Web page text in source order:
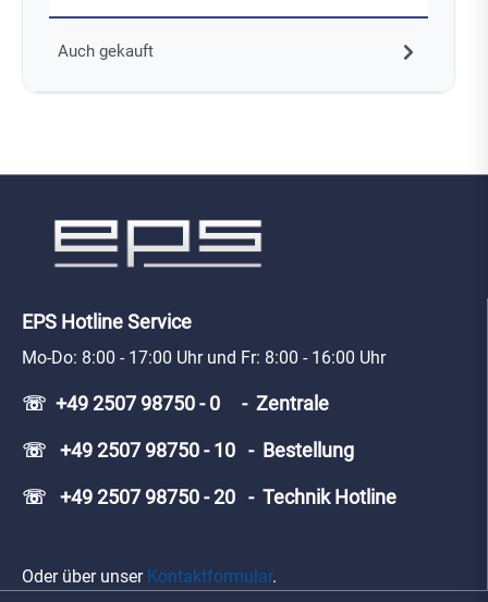
Auch gekauft
EPS Hotline Service
Mo-Do: 8:00 - 17:00 Uhr und Fr: 8:00 - 16:00 Uhr
☏ +49 2507 98750 - 0 - Zentrale
☏ +49 2507 98750 - 10 - Bestellung
☏ +49 2507 98750 - 20 - Technik Hotline
Oder über unser Kontaktformular.